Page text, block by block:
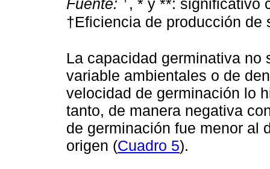
Fuente:
, * y **: significativo
†Eficiencia de producción de
La capacidad germinativa
variable ambientales o de
velocidad de germinación lo
tanto, de manera negativa
de germinación fue menor al
origen (Cuadro 5).